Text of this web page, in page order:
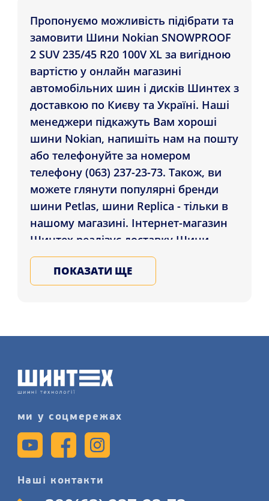
Пропонуємо можливість підібрати та
замовити Шини Nokian SNOWPROOF
2 SUV 235/45 R20 100V XL за вигідною
вартістю у онлайн магазині
автомобільних шин і дисків Шинтех з
доставкою по Києву та Україні. Наші
менеджери підкажуть Вам хороші
шини Nokian, напишіть нам на пошту
або телефонуйте за номером
телефону (063) 237-23-73. Також, ви
можете глянути популярні бренди
шини Petlas, шини Replica - тільки в
нашому магазині. Інтернет-магазин
Шинтех реалізує доставку Шини
Nokian SNOWPROOF 2 SUV 235/45 R20
100V XL які проживають у регіонах:
Івано-Франківськ, Полтава,
шини для машини в нашому
шиномонтажного сервісу детальніше
на нашому сайті.
ПОКАЗАТИ ЩЕ
ми у соцмережах
Наші контакти